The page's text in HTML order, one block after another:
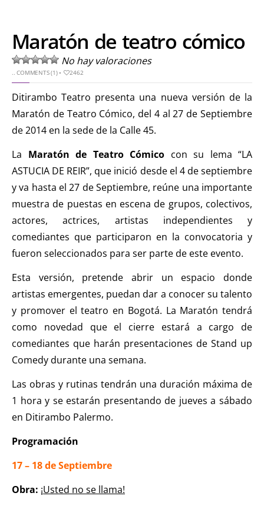
Maratón de teatro cómico
No hay valoraciones
..COMMENTS (1)• 2462
Ditirambo Teatro presenta una nueva versión de la
Maratón de Teatro Cómico, del 4 al 27 de Septiembre
de 2014 en la sede de la Calle 45.
La Maratón de Teatro Cómico con su lema “LA
ASTUCIA DE REIR”, que inició desde el 4 de septiembre
y va hasta el 27 de Septiembre, reúne una importante
muestra de puestas en escena de grupos, colectivos,
actores, actrices, artistas independientes y
comediantes que participaron en la convocatoria y
fueron seleccionados para ser parte de este evento.
Esta versión, pretende abrir un espacio donde
artistas emergentes, puedan dar a conocer su talento
y promover el teatro en Bogotá. La Maratón tendrá
como novedad que el cierre estará a cargo de
comediantes que harán presentaciones de Stand up
Comedy durante una semana.
Las obras y rutinas tendrán una duración máxima de
1 hora y se estarán presentando de jueves a sábado
en Ditirambo Palermo.
Programación
17 – 18 de Septiembre
Obra: ¡Usted no se llama!